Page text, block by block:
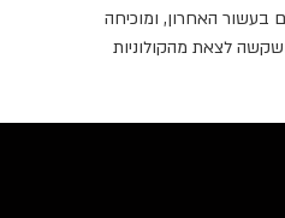
האחרון, ומוכיחה
לצאת מהקולוניות